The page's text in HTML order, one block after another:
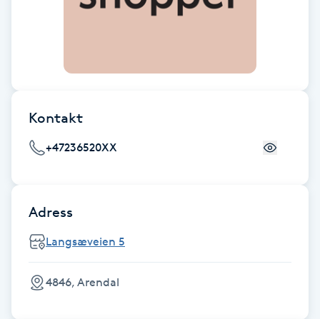
Diamantslipning
Extensions
Extensions borttagning
Kontakt
+47236520XX
Adress
Langsæveien 5
4846, Arendal